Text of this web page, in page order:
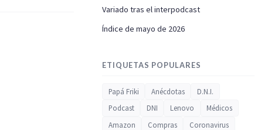
Variado tras el interpodcast
Índice de mayo de 2026
ETIQUETAS POPULARES
Papá Friki Anécdotas
D.N.I.
Podcast
DNI Lenovo
Médicos
Amazon
Compras Coronavirus